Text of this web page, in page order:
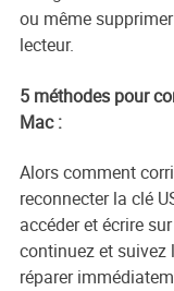
ou même
lecteur.
5 méthodes pour
Mac :
Alors comment
reconnecter la clé
accéder et écrire
continuez et suivez
réparer